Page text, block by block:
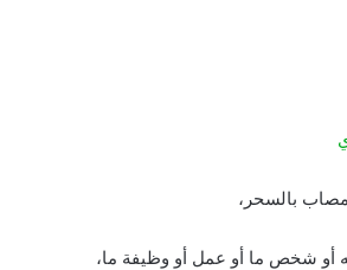
بالسحر،
أو شخص ما أو عمل أو وظيفة ما،